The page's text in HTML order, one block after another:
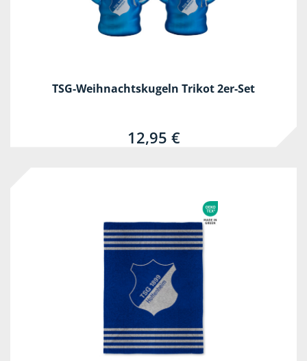
TSG-Weihnachtskugeln Trikot 2er-Set
12,95 €